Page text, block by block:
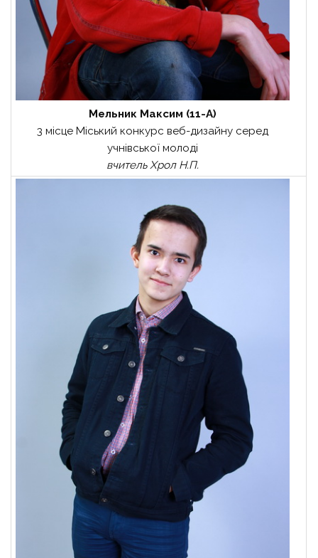
Мельник Максим (11-А)
3 місце Міський конкурс веб-дизайну серед
учнівської молоді
вчитель Хрол Н.П.